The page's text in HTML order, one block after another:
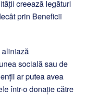
creează legături
prin Beneficii
aliniază
socială sau de
ar putea avea
într-o donație către